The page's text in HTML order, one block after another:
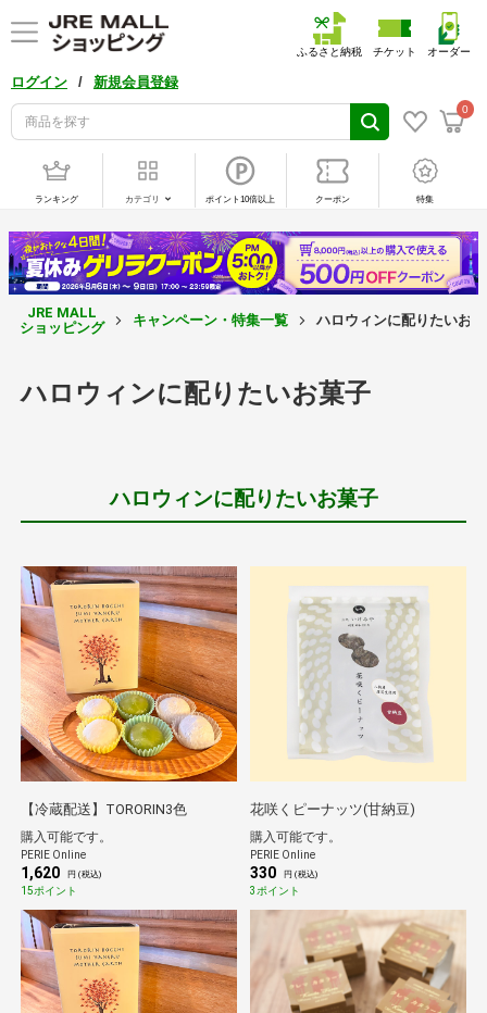
ログイン / 新規会員登録
0
ふるさと納税 チケット オーダー
ランキング カテゴリ ポイント10倍以上 クーポン 特集
JRE MALL
ショッピング
キャンペーン・特集一覧 ハロウィンに配りたいお
ハロウィンに配りたいお菓子
ハロウィンに配りたいお菓子
【冷蔵配送】TORORIN3色
購入可能です。
PERIE Online
1,620 円 (税込)
15ポイント
花咲くピーナッツ(甘納豆)
購入可能です。
PERIE Online
330 円 (税込)
3ポイント